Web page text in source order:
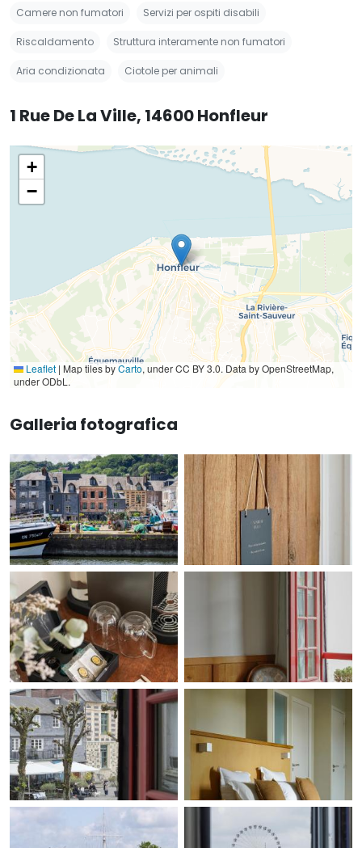
Camere non fumatori Servizi per ospiti disabili
Riscaldamento Struttura interamente non fumatori
Aria condizionata Ciotole per animali
1 Rue De La Ville, 14600 Honfleur
+
−
Leaflet | Map tiles byCarto, under CC BY 3.0. Data by OpenStreetMap,
under ODbL.
Galleria fotografica